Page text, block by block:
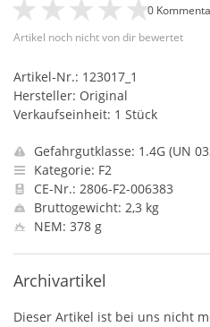
Artikel noch nicht von dir bewertet
0
Artikel-Nr.: 123017_1
Hersteller: Original
Verkaufseinheit: 1 Stück
Gefahrgutklasse: 1.4G (UN
Kategorie: F2
CE-Nr.: 2806-F2-006383
Bruttogewicht: 2,3 kg
NEM: 378 g
Archivartikel
Dieser Artikel ist bei uns nicht